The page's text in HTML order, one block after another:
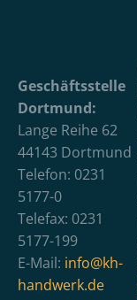
Geschäftsstelle
Dortmund:
Lange Reihe 62
44143 Dortmund
Telefon: 0231
5177-0
Telefax: 0231
5177-199
E-Mail: info@kh-
handwerk.de